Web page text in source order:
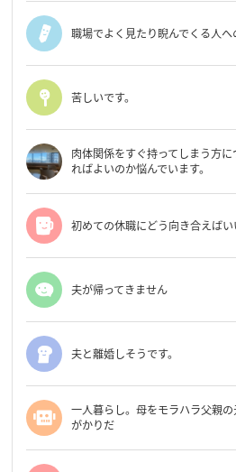
職場でよく見たり睨んでくる人
苦しいです。
肉体関係をすぐ持ってしまう方
ればよいのか悩んでいます。
初めての休職にどう向き合えばい
夫が帰ってきません
夫と離婚しそうです。
一人暮らし。母をモラハラ父親
がかりだ